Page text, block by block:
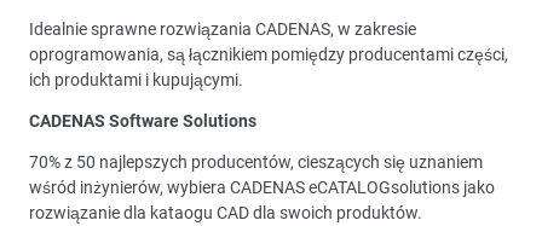
Idealnie sprawne rozwiązania CADENAS, w zakresie
oprogramowania, są łącznikiem pomiędzy producentami części,
ich produktami i kupującymi.
CADENAS Software Solutions
70% z 50 najlepszych producentów, cieszących się uznaniem
wśród inżynierów, wybiera CADENAS eCATALOGsolutions jako
rozwiązanie dla kataogu CAD dla swoich produktów.